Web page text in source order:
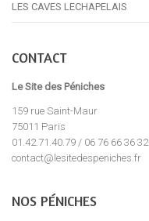
LES CAVES LECHAPELAIS
CONTACT
Le Site des Péniches
159 rue Saint-Maur
75011 Paris
01.42.71.40.79 / 06 76 66 36 32
contact@lesitedespeniches.fr
NOS PÉNICHES